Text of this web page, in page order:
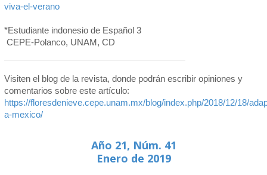
viva-el-verano
*Estudiante indonesio de Español 3
CEPE-Polanco, UNAM, CD
Visiten el blog de la revista, donde podrán escribir opiniones y
comentarios sobre este artículo:
https://floresdenieve.cepe.unam.mx/blog/index.php/2018/12/18/
a-mexico/
Año 21, Núm. 41
Enero de 2019